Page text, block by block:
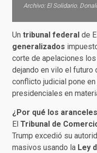
Archivo: El Solidario.
Un tribunal federal de
generalizados
corte de apelaciones
dejando en vilo el futuro
conflicto judicial pone
presidenciales en
¿Por qué los
El Tribunal de
Trump excedió su
masivos usando la Ley